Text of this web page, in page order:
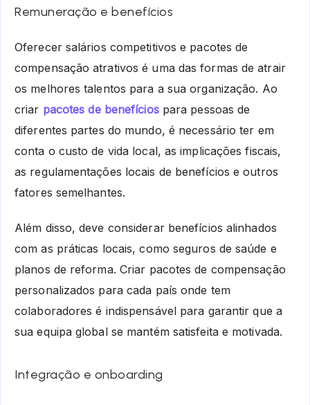
Remuneração e benefícios
Oferecer salários competitivos e pacotes de
compensação atrativos é uma das formas de atrair
os melhores talentos para a sua organização. Ao
criar pacotes de benefíciospara pessoas de
diferentes partes do mundo, é necessário ter em
conta o custo de vida local, as implicações fiscais,
as regulamentações locais de benefícios e outros
fatores semelhantes.
Além disso, deve considerar benefícios alinhados
com as práticas locais, como seguros de saúde e
planos de reforma. Criar pacotes de compensação
personalizados para cada país onde tem
colaboradores é indispensável para garantir que a
sua equipa global se mantém satisfeita e motivada.
Integração e onboarding